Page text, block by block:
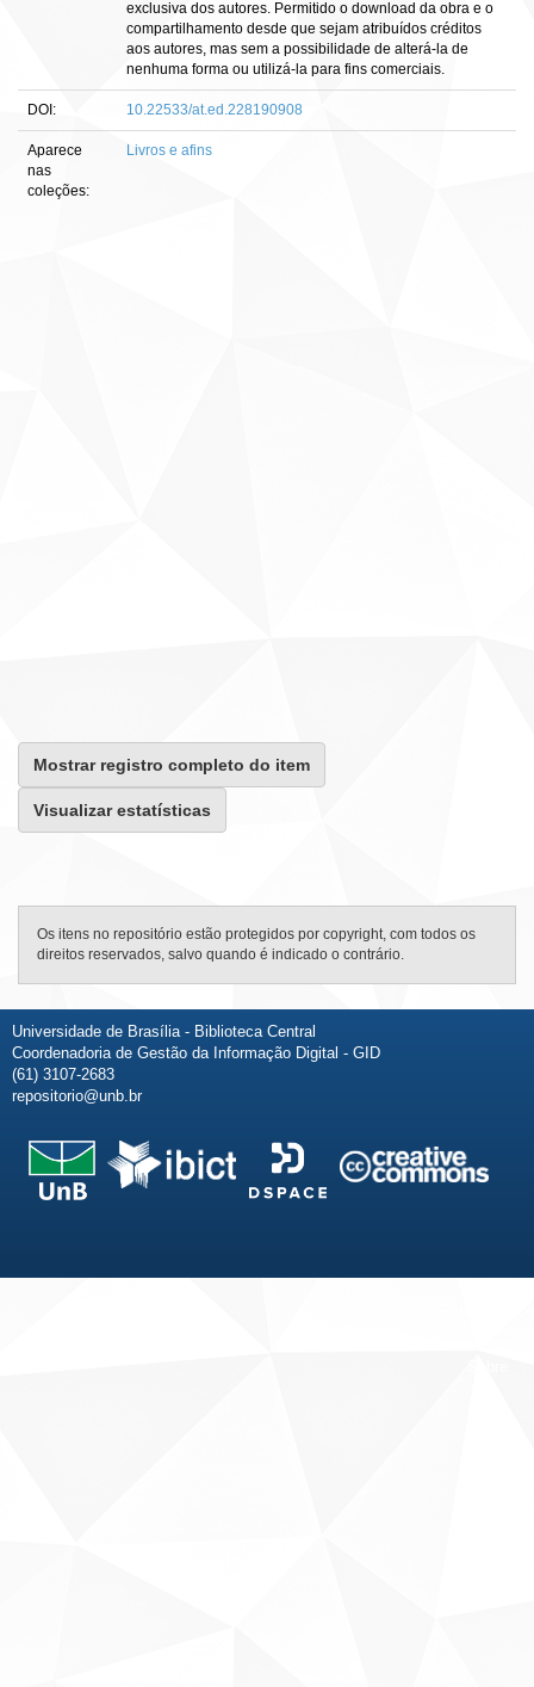
exclusiva dos autores. Permitido o download da obra e o
compartilhamento desde que sejam atribuídos créditos
aos autores, mas sem a possibilidade de alterá-la de
nenhuma forma ou utilizá-la para fins comerciais.
DOI: 10.22533/at.ed.228190908
Aparece
nas
coleções:
Livros e afins
Mostrar registro completo do item
Visualizar estatísticas
Os itens no repositório estão protegidos por copyright, com todos os
direitos reservados, salvo quando é indicado o contrário.
Universidade de Brasília - Biblioteca Central
Coordenadoria de Gestão da Informação Digital - GID
(61) 3107-2683
repositorio@unb.br